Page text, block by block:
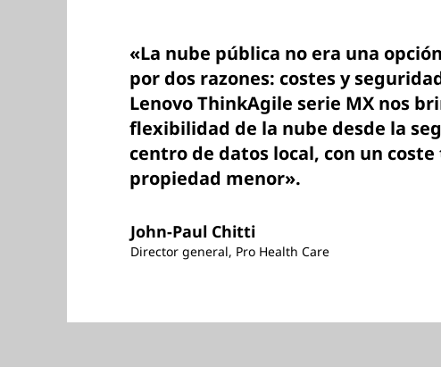
«La nube pública no era una
por dos razones: costes y
Lenovo ThinkAgile serie MX nos
flexibilidad de la nube desde la
centro de datos local, con un
propiedad menor».
John-Paul Chitti
Director general, Pro Health Care